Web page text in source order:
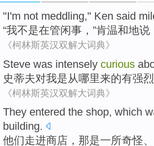
"I'm not meddling," Ken said
“我不是在管闲事 ，”肯温和地说
《柯林斯英汉双解大词典》
Steve was intensely curious
史蒂夫对我是从哪里来的有强烈
《柯林斯英汉双解大词典》
They entered the shop, which
building.
他们走进商店 ， 那是一所奇怪、